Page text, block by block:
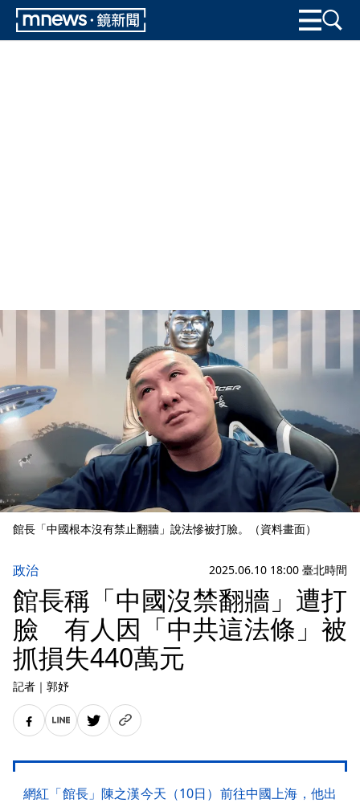
館長「中國根本沒有禁止翻牆」說法慘被打臉。（資料畫面）
政治 2025.06.10 18:00 臺北時間
館長稱「中國沒禁翻牆」遭打
臉 有人因「中共這法條」被
抓損失440萬元
記者 ｜ 郭妤
網紅「館長」陳之漢今天（10日）前往中國上海，他出